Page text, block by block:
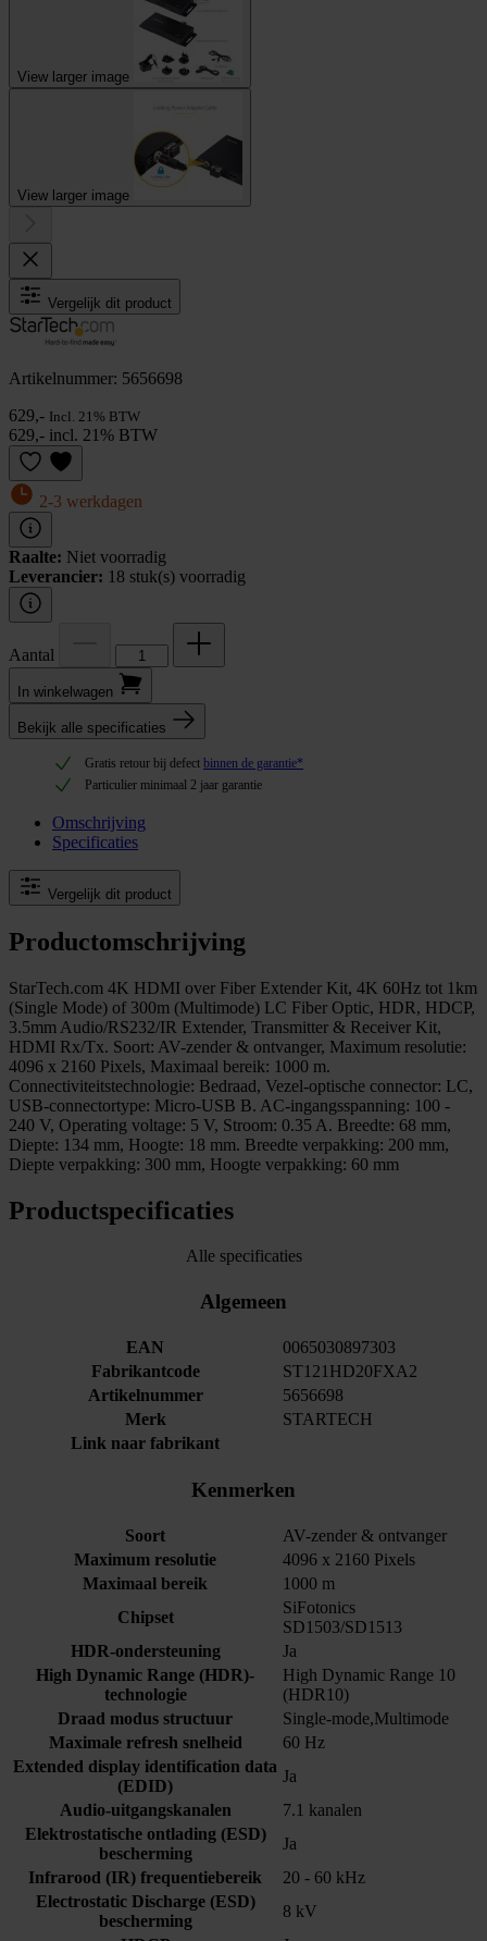
View larger image
View larger image
Vergelijk dit product
Artikelnummer: 5656698
629,- Incl. 21% BTW
629,- incl. 21% BTW
2-3 werkdagen
Raalte: Niet voorradig
Leverancier: 18 stuk(s) voorradig
Aantal
In winkel­wagen
Bekijk alle specificaties
Gratis retour bij defect binnen de garantie*
Particulier minimaal 2 jaar garantie
Omschrijving
Specificaties
Vergelijk dit product
Productomschrijving
StarTech.com 4K HDMI over Fiber Extender Kit, 4K 60Hz tot 1km
(Single Mode) of 300m (Multimode) LC Fiber Optic, HDR, HDCP,
3.5mm Audio/RS232/IR Extender, Transmitter & Receiver Kit,
HDMI Rx/Tx. Soort: AV-zender & ontvanger, Maximum resolutie:
4096 x 2160 Pixels, Maximaal bereik: 1000 m.
Connectiviteitstechnologie: Bedraad, Vezel-optische connector: LC,
USB-connectortype: Micro-USB B. AC-ingangsspanning: 100 -
240 V, Operating voltage: 5 V, Stroom: 0.35 A. Breedte: 68 mm,
Diepte: 134 mm, Hoogte: 18 mm. Breedte verpakking: 200 mm,
Diepte verpakking: 300 mm, Hoogte verpakking: 60 mm
Productspecificaties
Alle specificaties
Algemeen
EAN
0065030897303
Fabrikantcode
ST121HD20FXA2
Artikelnummer
5656698
Merk
STARTECH
Link naar fabrikant
Kenmerken
Soort
AV-zender & ontvanger
Maximum resolutie
4096 x 2160 Pixels
Maximaal bereik
1000 m
Chipset
SiFotonics
SD1503/SD1513
HDR-ondersteuning
Ja
High Dynamic Range (HDR)-
technologie
High Dynamic Range 10
(HDR10)
Draad modus structuur
Single-mode,Multimode
Maximale refresh snelheid
60 Hz
Extended display identification data
(EDID)
Ja
Audio-uitgangskanalen
7.1 kanalen
Elektrostatische ontlading (ESD)
bescherming
Ja
Infrarood (IR) frequentiebereik
20 - 60 kHz
Electrostatic Discharge (ESD)
bescherming
8 kV